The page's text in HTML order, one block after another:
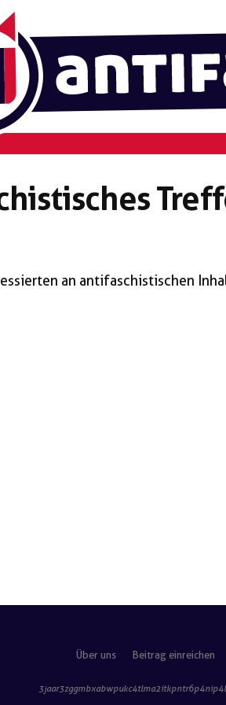
an antifaschistischen
Über uns Beitrag einreichen